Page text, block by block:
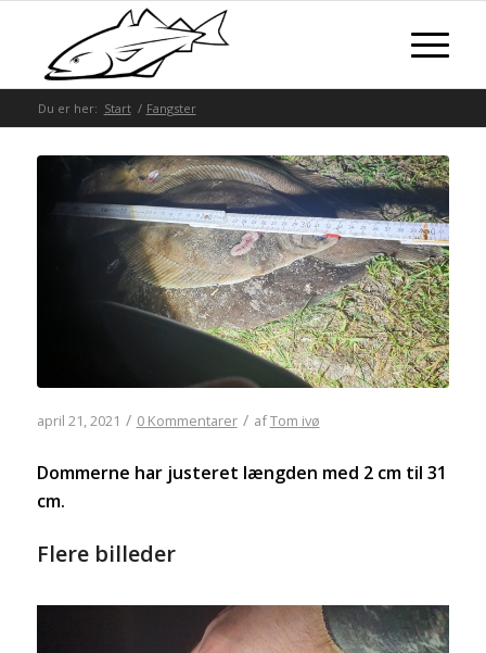
Du er her: Start / Fangster
april 21, 2021 / 0 Kommentarer / afTom ivø
Dommerne har justeret længden med 2 cm til 31
cm.
Flere billeder